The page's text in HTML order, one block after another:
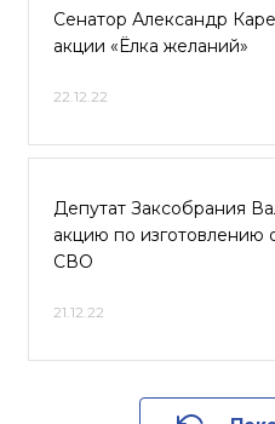
Сенатор Александр
акции «Ёлка желаний»
22.12.22
Депутат Заксобрания
акцию по изготовлению
СВО
21.12.22